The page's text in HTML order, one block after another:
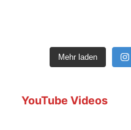
Mehr laden
YouTube Videos